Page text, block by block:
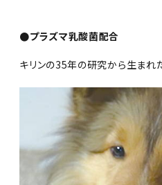
●プラズマ乳酸菌配合
キリンの35年の研究から生まれ